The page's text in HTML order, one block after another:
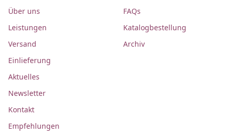
Über uns
Leistungen
Versand
Einlieferung
Aktuelles
Newsletter
Kontakt
Empfehlungen
FAQs
Katalogbestellung
Archiv